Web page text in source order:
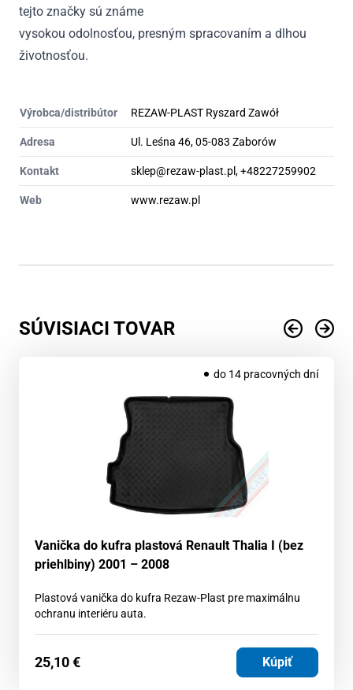
tejto značky sú známe
vysokou odolnosťou, presným spracovaním a dlhou
životnosťou.
Výrobca/distribútor REZAW-PLAST Ryszard Zawół
Adresa Ul. Leśna 46, 05-083 Zaborów
Kontakt sklep@rezaw-plast.pl, +48227259902
Web www.rezaw.pl
SÚVISIACI TOVAR
do 14 pracovných dní
Vanička do kufra plastová Renault Thalia I (bez
priehlbiny) 2001 – 2008
Plastová vanička do kufra Rezaw-Plast pre maximálnu
ochranu interiéru auta.
25,10€ Kúpiť